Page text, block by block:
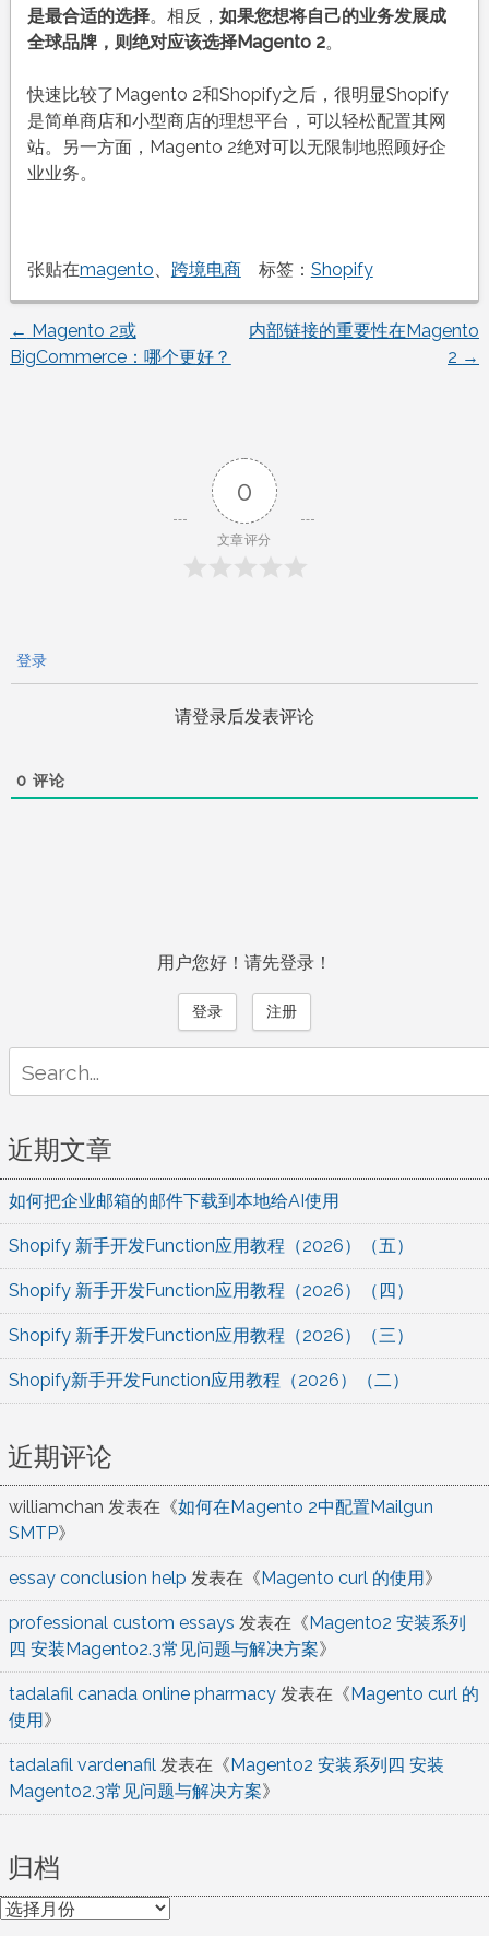
是最合适的选择。相反， 如果您想将自己的业务发展成
全球品牌，则绝对应该选择Magento 2。
快速比较了Magento 2和Shopify之后，很明显Shopify
是简单商店和小型商店的理想平台，可以轻松配置其网
站。另一方面，Magento 2绝对可以无限制地照顾好企
业业务。
张贴在magento、 跨境电商 标签： Shopify
文
← Magento 2或
BigCommerce：哪个更好？
内部链接的重要性在Magento
2 →
0
文章评分
登录
请登录后发表评论
0 评论
用户您好！请先登录！
登录 注册
for:
近期文章
如何把企业邮箱的邮件下载到本地给AI使用
Shopify 新手开发Function应用教程（2026）（五）
Shopify 新手开发Function应用教程（2026）（四）
Shopify 新手开发Function应用教程（2026）（三）
Shopify新手开发Function应用教程（2026）（二）
近期评论
williamchan 发表在《如何在Magento 2中配置Mailgun
SMTP》
essay conclusion help 发表在《Magento curl 的使用》
professional custom essays 发表在《Magento2 安装系列
四 安装Magento2.3常见问题与解决方案》
tadalafil canada online pharmacy 发表在《Magento curl 的
使用》
tadalafil vardenafil 发表在《Magento2 安装系列四 安装
Magento2.3常见问题与解决方案》
归档
归